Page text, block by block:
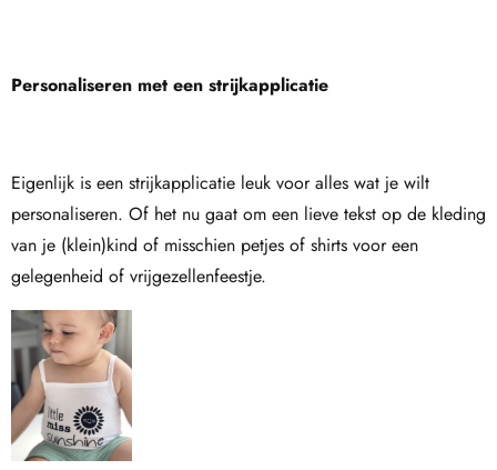
Personaliseren met een strijkapplicatie
Eigenlijk is een strijkapplicatie leuk voor alles wat je wilt
personaliseren. Of het nu gaat om een lieve tekst op de kleding
van je (klein)kind of misschien petjes of shirts voor een
gelegenheid of vrijgezellenfeestje.